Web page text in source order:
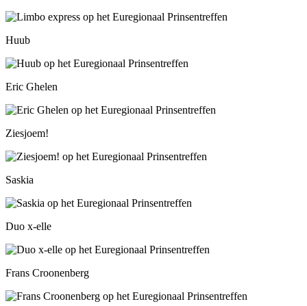
Huub
Eric Ghelen
Ziesjoem!
Saskia
Duo x-elle
Frans Croonenberg